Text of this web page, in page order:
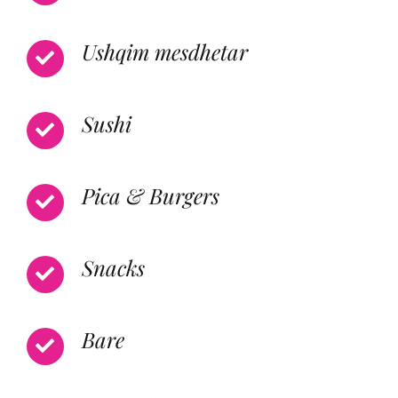
Ushqim mesdhetar
Sushi
Pica & Burgers
Snacks
Bare